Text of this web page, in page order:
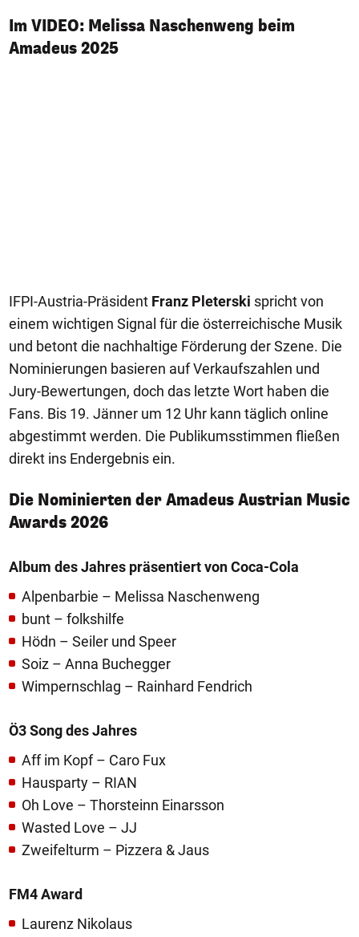
Im VIDEO: Melissa Naschenweng beim
Amadeus 2025
IFPI-Austria-Präsident Franz Pleterski spricht von
einem wichtigen Signal für die österreichische Musik
und betont die nachhaltige Förderung der Szene. Die
Nominierungen basieren auf Verkaufszahlen und
Jury-Bewertungen, doch das letzte Wort haben die
Fans. Bis 19. Jänner um 12 Uhr kann täglich online
abgestimmt werden. Die Publikumsstimmen fließen
direkt ins Endergebnis ein.
Die Nominierten der Amadeus Austrian Music
Awards 2026
Album des Jahres präsentiert von Coca-Cola
Alpenbarbie – Melissa Naschenweng
bunt – folkshilfe
Hödn – Seiler und Speer
Soiz – Anna Buchegger
Wimpernschlag – Rainhard Fendrich
Ö3 Song des Jahres
Aff im Kopf – Caro Fux
Hausparty – RIAN
Oh Love – Thorsteinn Einarsson
Wasted Love – JJ
Zweifelturm – Pizzera & Jaus
FM4 Award
Laurenz Nikolaus